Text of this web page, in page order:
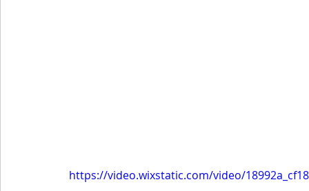
https://video.wixstatic.com/video/